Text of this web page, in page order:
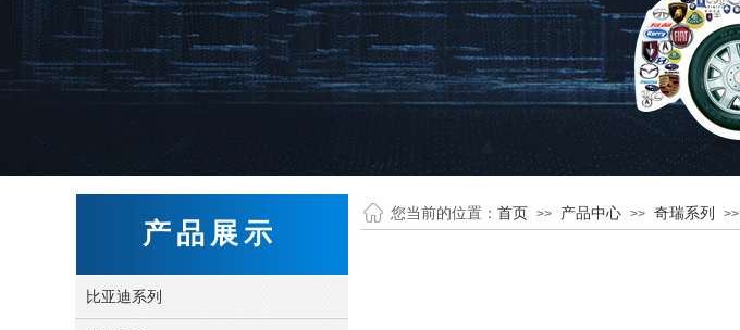
您当前的位置： 首页 >> 产品中心 >> 奇瑞系列 >>
产品展示
比亚迪系列